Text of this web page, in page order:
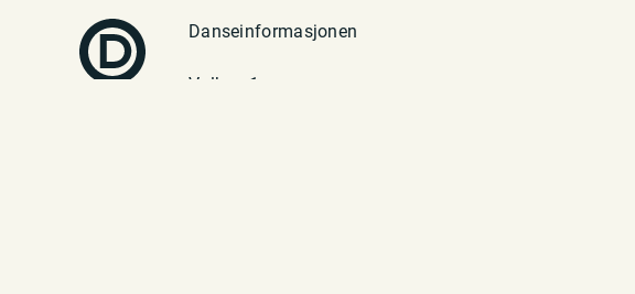
Danseinformasjonen
Vulkan 1